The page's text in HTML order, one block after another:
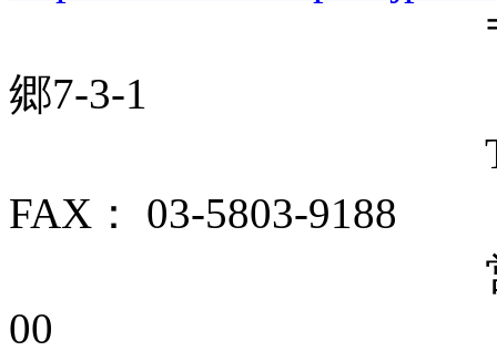
〒113-0033
郷7-3-1
TEL：
FAX： 03-5803-9188
営業時間：
00